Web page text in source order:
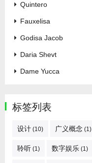
Quintero
Fauxelisa
Godisa Jacob
Daria Shevt
Dame Yucca
标签列表
设计 (10) 广义概念 (1)
聆听 (1) 数字娱乐 (1)